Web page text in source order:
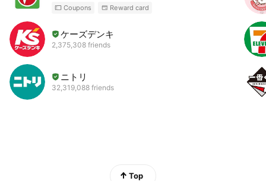
Coupons Reward card
ケーズデンキ
2,375,308 friends
ニトリ
32,319,088 friends
Top